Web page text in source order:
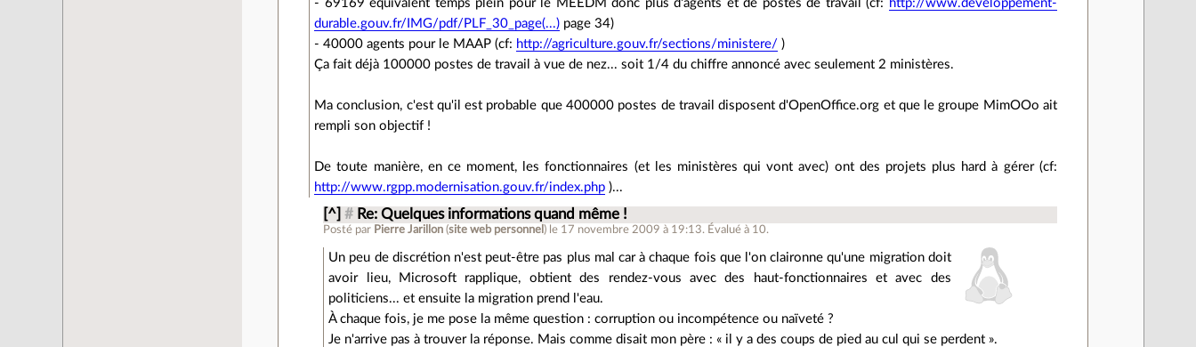
- 69169 equivalent temps plein pour le MEEDM donc plus d'agents et de postes de travail (cf: http://www.developpement-
durable.gouv.fr/IMG/pdf/PLF_30_page(...) page 34)
- 40000 agents pour le MAAP (cf: http://agriculture.gouv.fr/sections/ministere/ )
Ça fait déjà 100000 postes de travail à vue de nez... soit 1/4 du chiffre annoncé avec seulement 2 ministères.
Ma conclusion, c'est qu'il est probable que 400000 postes de travail disposent d'OpenOffice.org et que le groupe MimOOo ait
rempli son objectif !
De toute manière, en ce moment, les fonctionnaires (et les ministères qui vont avec) ont des projets plus hard à gérer (cf:
http://www.rgpp.modernisation.gouv.fr/index.php )...
[^] # Re: Quelques informations quand même !
Posté par Pierre Jarillon (site web personnel ) le 17 novembre 2009 à 19:13. Évalué à 10.
Un peu de discrétion n'est peut-être pas plus mal car à chaque fois que l'on claironne qu'une migration doit
avoir lieu, Microsoft rapplique, obtient des rendez-vous avec des haut-fonctionnaires et avec des
politiciens... et ensuite la migration prend l'eau.
À chaque fois, je me pose la même question : corruption ou incompétence ou naïveté ?
Je n'arrive pas à trouver la réponse. Mais comme disait mon père : « il y a des coups de pied au cul qui se perdent ».